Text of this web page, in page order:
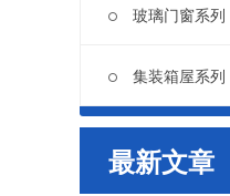
玻璃门窗系列
集装箱屋系列
最新文章